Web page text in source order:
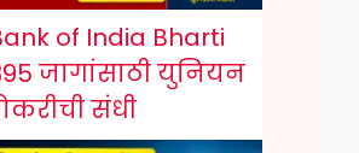
of India Bharti
जागांसाठी युनियन
संधी